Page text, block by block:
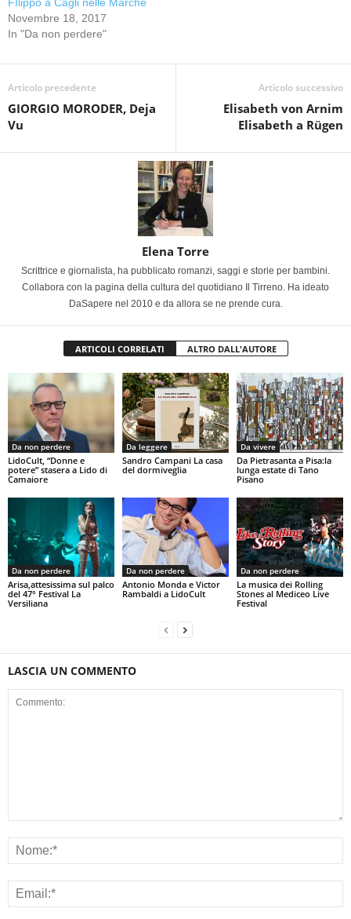
Novembre 18, 2017
In "Da non perdere"
Articolo precedente
GIORGIO MORODER, Deja
Vu
Articolo successivo
Elisabeth von Arnim
Elisabeth a Rügen
Elena Torre
Scrittrice e giornalista, ha pubblicato romanzi, saggi e storie per bambini.
Collabora con la pagina della cultura del quotidiano Il Tirreno. Ha ideato
DaSapere nel 2010 e da allora se ne prende cura.
ARTICOLI CORRELATI ALTRO DALL'AUTORE
Da non perdere
LidoCult, “Donne e
potere” stasera a Lido di
Camaiore
Da leggere
Sandro Campani La casa
del dormiveglia
Da vivere
Da Pietrasanta a Pisa:la
lunga estate di Tano
Pisano
Da non perdere
Arisa,attesissima sul palco
del 47° Festival La
Versiliana
Da non perdere
Antonio Monda e Victor
Rambaldi a LidoCult
Da non perdere
La musica dei Rolling
Stones al Mediceo Live
Festival
LASCIA UN COMMENTO